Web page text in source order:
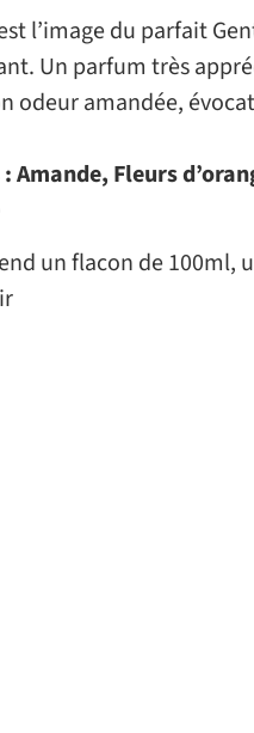
l’image du parfait
Un parfum très
odeur amandée,
Amande, Fleurs
un flacon de 100ml,